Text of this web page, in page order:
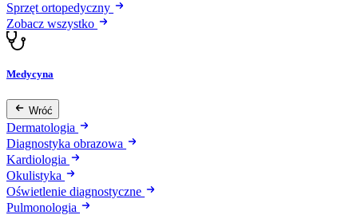
Sprzęt ortopedyczny
Zobacz wszystko
Medycyna
Wróć
Dermatologia
Diagnostyka obrazowa
Kardiologia
Okulistyka
Oświetlenie diagnostyczne
Pulmonologia